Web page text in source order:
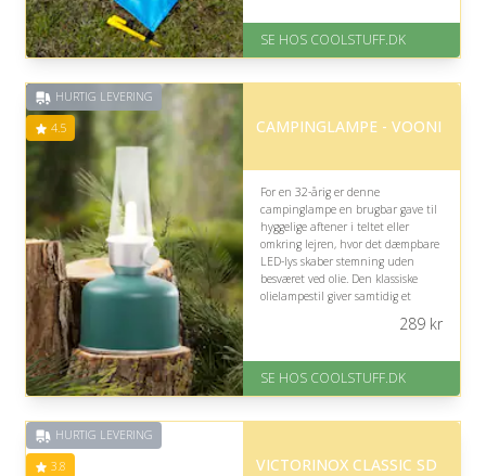
Fremragende Trustpilot rating
SE HOS COOLSTUFF.DK
HURTIG LEVERING
4.5 CAMPINGLAMPE - VOONI
For en 32-årig er denne
campinglampe en brugbar gave til
hyggelige aftener i teltet eller
omkring lejren, hvor det dæmpbare
LED-lys skaber stemning uden
besværet ved olie. Den klassiske
olielampestil giver samtidig et
er 1-3 hverdage.
på 4.5 ud af 5
289kr
SE HOS COOLSTUFF.DK
HURTIG LEVERING
3.8 VICTORINOX CLASSIC SD